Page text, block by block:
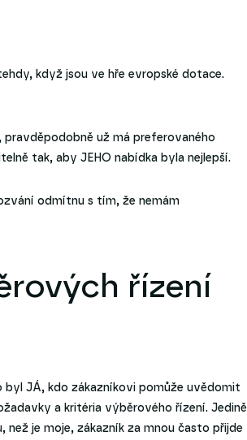
když jsou ve hře evropské dotace.
pravděpodobně už má preferovaného
tak, aby JEHO nabídka byla nejlepší.
odmítnu s tím, že nemám
řízení
JÁ, kdo zákazníkovi pomůže uvědomit
a kritéria výběrového řízení. Jedině
než je moje, zákazník za mnou často přijde